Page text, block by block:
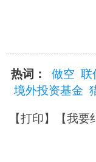
热词： 做空 联
境外投资基金
【打印】【我要